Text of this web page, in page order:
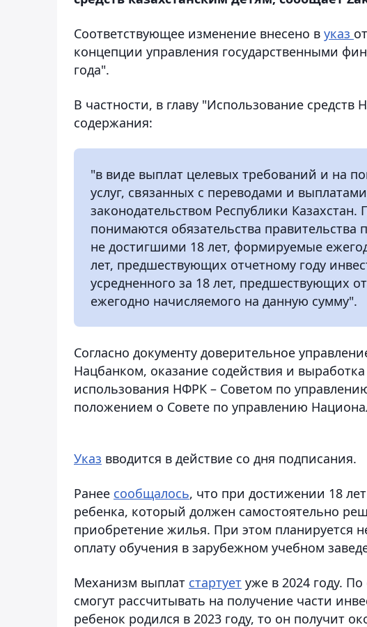
Соответствующее изменение внесено в указ
концепции управления государственными
года".
В частности, в главу "Использование
содержания:
"в виде выплат целевых требований и на
услуг, связанных с переводами и
законодательством Республики
понимаются обязательства правительства
не достигшими 18 лет, формируемые
лет, предшествующих отчетному году
усредненного за 18 лет, предшествующих
ежегодно начисляемого на данную сумму".
Согласно документу доверительное
Нацбанком, оказание содействия и
использования НФРК – Советом по
положением о Совете по управлению
Указ вводится в действие со дня подписания.
Ранее сообщалось, что при достижении 18
ребенка, который должен самостоятельно
приобретение жилья. При этом планируется
оплату обучения в зарубежном учебном
Механизм выплат стартует уже в 2024 году.
смогут рассчитывать на получение части
ребенок родился в 2023 году, то он получит